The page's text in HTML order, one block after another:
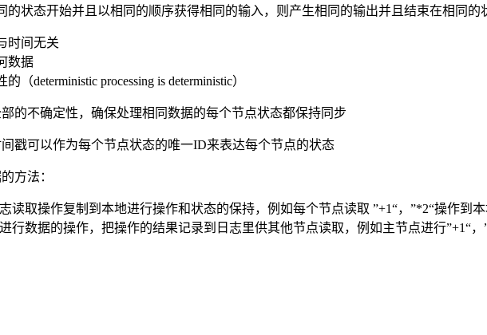
的状态开始并且以相同的顺序获得相同的输入，则产生相同的输出并且结束在相同的
时间无关
数据
（deterministic processing is deterministic）
的不确定性，确保处理相同数据的每个节点状态都保持同步
戳可以作为每个节点状态的唯一ID来表达每个节点的状态
方法：
读取操作复制到本地进行操作和状态的保持，例如每个节点读取 ”+1“，”*2“操作到
行数据的操作，把操作的结果记录到日志里供其他节点读取，例如主节点进行”+1“